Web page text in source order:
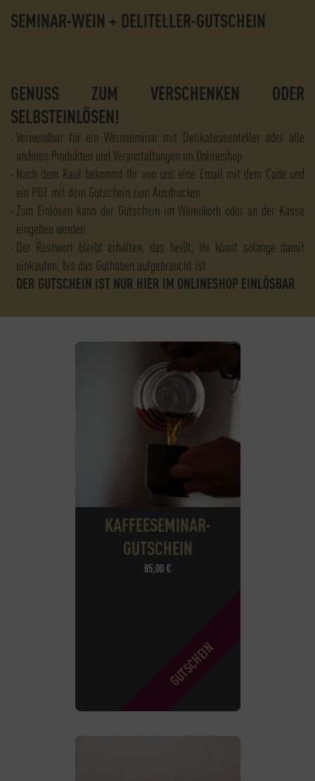
SEMINAR-WEIN + DELITELLER-GUTSCHEIN
GENUSS ZUM VERSCHENKEN ODER
SELBSTEINLÖSEN!
Verwendbar für ein Weinseminar mit Delikatessenteller oder alle
anderen Produkten und Veranstaltungen im Onlineshop
Nach dem Kauf bekommt Ihr von uns eine Email mit dem Code und
ein PDF mit dem Gutschein zum Ausdrucken
Zum Einlösen kann der Gutschein im Warenkorb oder an der Kasse
eingeben werden
Der Restwert bleibt erhalten, das heißt, Ihr könnt solange damit
einkaufen, bis das Guthaben aufgebraucht ist
DER GUTSCHEIN IST NUR HIER IM ONLINESHOP EINLÖSBAR
KAFFEESEMINAR-
GUTSCHEIN
85,00€